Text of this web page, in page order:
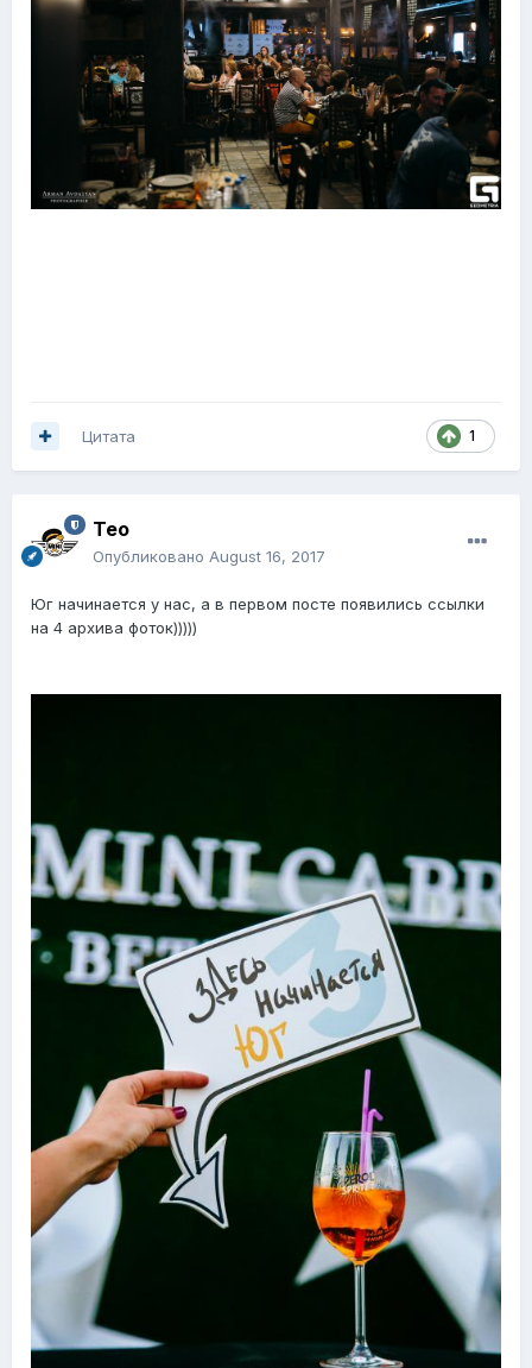
1
Цитата
Тео
Опубликовано August 16, 2017
Юг начинается у нас, а в первом посте появились ссылки
на 4 архива фоток)))))